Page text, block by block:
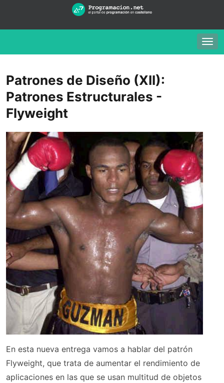
Patrones de Diseño (XII):
Patrones Estructurales -
Flyweight
En esta nueva entrega vamos a hablar del patrón
Flyweight, que trata de aumentar el rendimiento de
aplicaciones en las que se usan multitud de objetos